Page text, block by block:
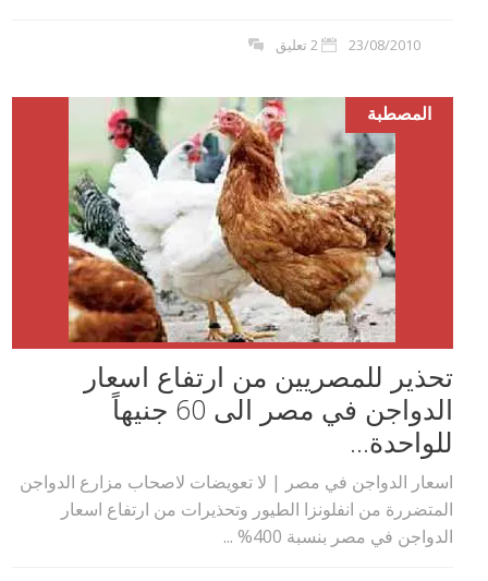
23/08/2010 2 تعليق
المصطبة
تحذير للمصريين من ارتفاع اسعار
الدواجن في مصر الى 60 جنيهاً
للواحدة...
اسعار الدواجن في مصر | لا تعويضات لاصحاب مزارع الدواجن
المتضررة من انفلونزا الطيور وتحذيرات من ارتفاع اسعار
الدواجن في مصر بنسبة 400% ...